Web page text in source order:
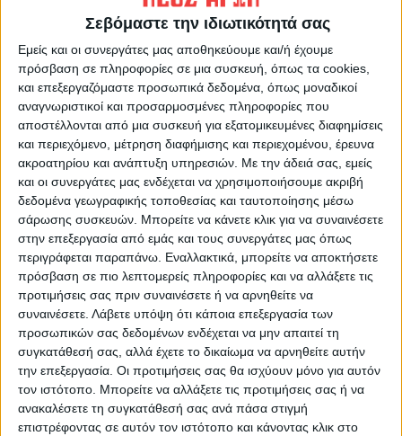
Σεβόμαστε την ιδιωτικότητά σας
Εμείς και οι συνεργάτες μας αποθηκεύουμε και/ή έχουμε
πρόσβαση σε πληροφορίες σε μια συσκευή, όπως τα cookies,
και επεξεργαζόμαστε προσωπικά δεδομένα, όπως μοναδικοί
αναγνωριστικοί και προσαρμοσμένες πληροφορίες που
αποστέλλονται από μια συσκευή για εξατομικευμένες διαφημίσεις
και περιεχόμενο, μέτρηση διαφήμισης και περιεχομένου, έρευνα
ακροατηρίου και ανάπτυξη υπηρεσιών. Με την άδειά σας, εμείς
και οι συνεργάτες μας ενδέχεται να χρησιμοποιήσουμε ακριβή
δεδομένα γεωγραφικής τοποθεσίας και ταυτοποίησης μέσω
σάρωσης συσκευών. Μπορείτε να κάνετε κλικ για να συναινέσετε
στην επεξεργασία από εμάς και τους συνεργάτες μας όπως
περιγράφεται παραπάνω. Εναλλακτικά, μπορείτε να αποκτήσετε
πρόσβαση σε πιο λεπτομερείς πληροφορίες και να αλλάξετε τις
προτιμήσεις σας πριν συναινέσετε ή να αρνηθείτε να
συναινέσετε. Λάβετε υπόψη ότι κάποια επεξεργασία των
προσωπικών σας δεδομένων ενδέχεται να μην απαιτεί τη
συγκατάθεσή σας, αλλά έχετε το δικαίωμα να αρνηθείτε αυτήν
την επεξεργασία. Οι προτιμήσεις σας θα ισχύουν μόνο για αυτόν
τον ιστότοπο. Μπορείτε να αλλάξετε τις προτιμήσεις σας ή να
ανακαλέσετε τη συγκατάθεσή σας ανά πάσα στιγμή
επιστρέφοντας σε αυτόν τον ιστότοπο και κάνοντας κλικ στο
χωρίς άνθη (γυμνόσπερμα). Η ύπαρξη
μπουμπουκιού και φρούτου στο νέο
απολίθωμα αποτελεί σαφή ένδειξη ότι
επρόκειτο για αγγειόσπερμο.
Το νέο απολίθωμα δεν είναι πάντως το
αρχαιότερο δείγμα απολιθωμένου
λουλουδιού, καθώς το 2018 είχαν
ανακαλυφθεί επίσης στην Κίνα
απολιθώματα λουλουδιών ενός φυτού του
γένους Nanjinganthus, όμως άλλοι
επιστήμονες είχαν τότε εκφράσει
αμφιβολίες κατά πόσο όντως επρόκειτο για
κανονικά πλήρως εξελιγμένα άνθη. Τα
λουλούδια είναι άκρως ευαίσθητα και
συνεπώς δύσκολο να απολιθωθούν, πράγμα
που καθιστά δύσκολο να διακριθούν με
βεβαιότητα από άλλα σημεία ενός αρχαίου